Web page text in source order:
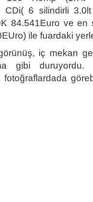
CDi( 6 silindirli
84.541Euro ve en
ile fuardaki
iç mekan
gibi duruyordu.
fotoğraflardada